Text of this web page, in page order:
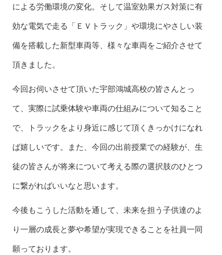
による労働環境の変化。そして温室効果ガス対策に有
効な電気で走る「ＥＶトラック」や環境にやさしい装
備を搭載した新型車両等、様々な車両をご紹介させて
頂きました。
今回お伺いさせて頂いた宇部鴻城高校の皆さんとっ
て、実際に試乗体験や車両の仕組みについて知ること
で、トラックをより身近に感じて頂くきっかけになれ
ば嬉しいです。また、今回の出前授業での経験が、生
徒の皆さんが将来について考える際の選択肢のひとつ
に繋がればいいなと思います。
今後もこうした活動を通して、未来を担う子供達のよ
り一層の成長と夢や希望が実現できることを社員一同
願っております。